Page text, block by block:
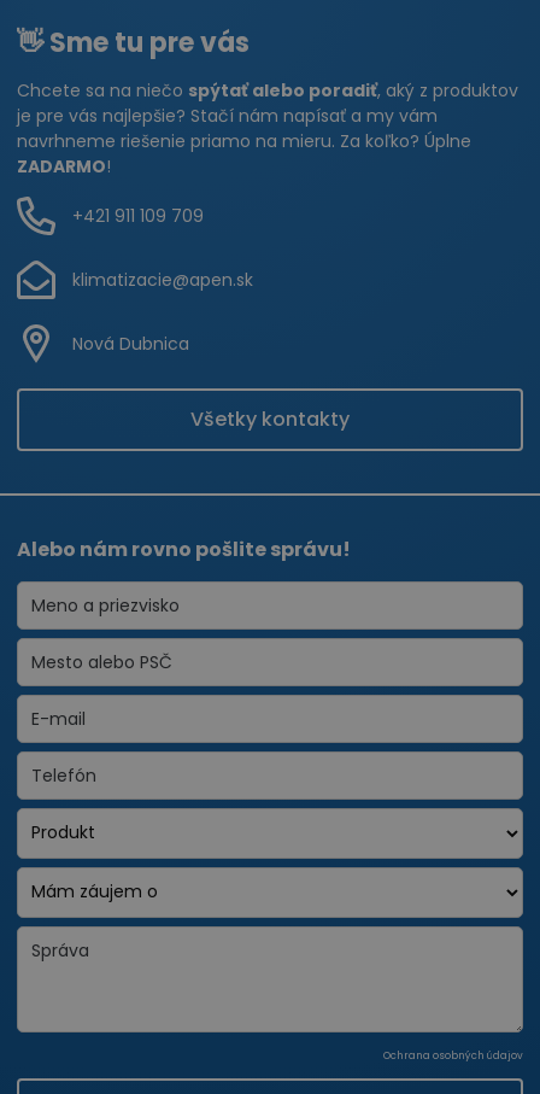
👋 Sme tu pre vás
Chcete sa na niečo spýtať alebo poradiť, aký z produktov
je pre vás najlepšie? Stačí nám napísať a my vám
navrhneme riešenie priamo na mieru. Za koľko? Úplne
ZADARMO!
+421 911 109 709
klimatizacie@apen.sk
Nová Dubnica
Všetky kontakty
Alebo nám rovno pošlite správu!
Ochrana osobných údajov